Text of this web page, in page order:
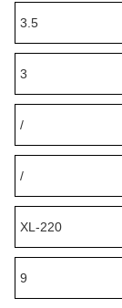
3.5
3
/
/
XL-220
9